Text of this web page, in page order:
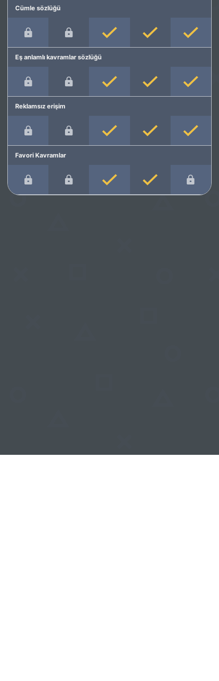
Cümle sözlüğü
Eş anlamlı kavramlar sözlüğü
Reklamsız erişim
Favori Kavramlar